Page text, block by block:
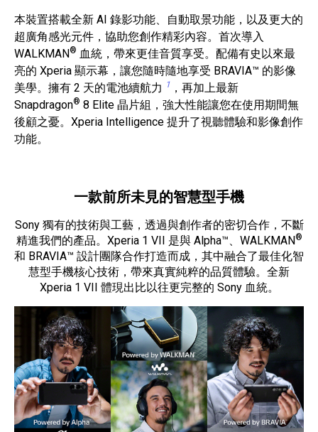
本裝置搭載全新 AI 錄影功能、自動取景功能，以及更大的
超廣角感光元件，協助您創作精彩內容。首次導入
WALKMAN® 血統，帶來更佳音質享受。配備有史以來最
亮的 Xperia 顯示幕，讓您隨時隨地享受 BRAVIA™ 的影像
美學。擁有 2 天的電池續航力 1 ，再加上最新
Snapdragon® 8 Elite 晶片組，強大性能讓您在使用期間無
後顧之憂。Xperia Intelligence 提升了視聽體驗和影像創作
功能。
一款前所未見的智慧型手機
Sony 獨有的技術與工藝，透過與創作者的密切合作，不斷
精進我們的產品。Xperia 1 VII 是與 Alpha™、WALKMAN®
和 BRAVIA™ 設計團隊合作打造而成，其中融合了最佳化智
慧型手機核心技術，帶來真實純粹的品質體驗。全新
Xperia 1 VII 體現出比以往更完整的 Sony 血統。